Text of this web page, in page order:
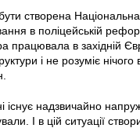
створена
в поліцейській
працювала в західній
і не розуміє нічого
існує надзвичайно
І в цій ситуації